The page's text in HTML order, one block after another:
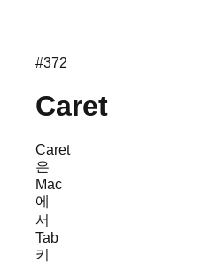
#372
Caret
Caret
은
Mac
에
서
Tab
키